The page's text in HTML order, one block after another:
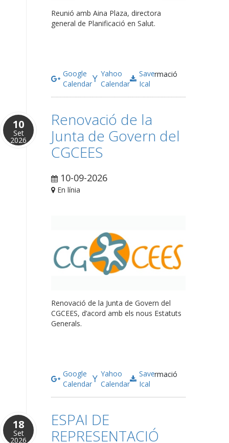
Reunió amb Aina Plaza, directora
general de Planificació en Salut.
Google
Calendar
Yahoo
Calendar
Save
Ical
Més informació
10
Set
2026
Renovació de la
Junta de Govern del
CGCEES
10-09-2026
En línia
Renovació de la Junta de Govern del
CGCEES, d’acord amb els nous Estatuts
Generals.
Google
Calendar
Yahoo
Calendar
Save
Ical
Més informació
18
Set
2026
ESPAI DE
REPRESENTACIÓ